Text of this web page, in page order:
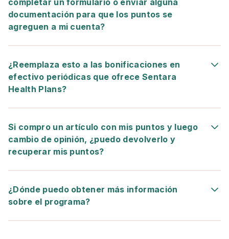
completar un formulario o enviar alguna
documentación para que los puntos se
agreguen a mi cuenta?
¿Reemplaza esto a las bonificaciones en
efectivo periódicas que ofrece Sentara
Health Plans?
Si compro un artículo con mis puntos y luego
cambio de opinión, ¿puedo devolverlo y
recuperar mis puntos?
¿Dónde puedo obtener más información
sobre el programa?